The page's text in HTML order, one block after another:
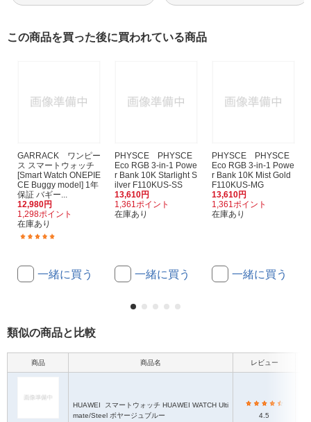
この商品を買った後に買われている商品
GARRACK ワンピー
ス スマートウォッチ
[Smart Watch ONEPIE
CE Buggy model] 1年
保証 バギー...
12,980円
1,298ポイント
在庫あり
一緒に買う
PHYSCE PHYSCE
Eco RGB 3-in-1 Powe
r Bank 10K Starlight S
ilver F110KUS-SS
13,610円
1,361ポイント
在庫あり
一緒に買う
PHYSCE PHYSCE
Eco RGB 3-in-1 Powe
r Bank 10K Mist Gold
F110KUS-MG
13,610円
1,361ポイント
在庫あり
一緒に買う
類似の商品と比較
商品 商品名 レビュー
HUAWEI
mate/Steel ボヤージュブルー
4.5